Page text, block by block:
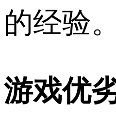
的经验。
游戏优